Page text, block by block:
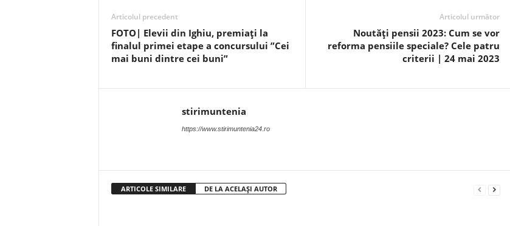
Articolul precedent
FOTO| Elevii din Ighiu, premiați la
finalul primei etape a concursului ”Cei
mai buni dintre cei buni”
Articolul următor
Noutăți pensii 2023: Cum se vor
reforma pensiile speciale? Cele patru
criterii | 24 mai 2023
stirimuntenia
https://www.stirimuntenia24.ro
ARTICOLE SIMILARE DE LA ACELAȘI AUTOR